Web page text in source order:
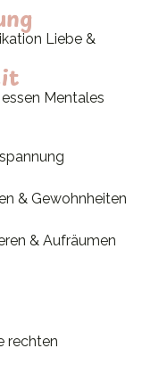
Liebe &
Mentales
& Gewohnheiten
& Aufräumen
rechten